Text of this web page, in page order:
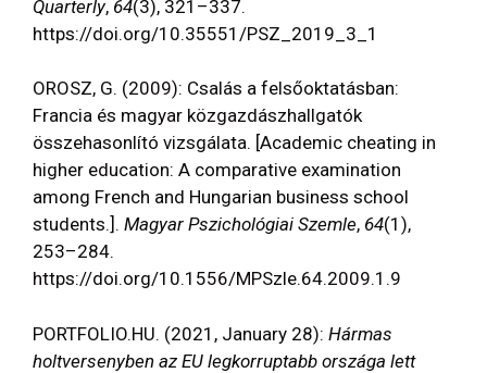
Quarterly, 64(3), 321–337.
https://doi.org/10.35551/PSZ_2019_3_1
OROSZ, G. (2009): Csalás a felsőoktatásban:
Francia és magyar közgazdászhallgatók
összehasonlító vizsgálata. [Academic cheating in
higher education: A comparative examination
among French and Hungarian business school
students.]. Magyar Pszichológiai Szemle, 64(1),
253–284.
https://doi.org/10.1556/MPSzle.64.2009.1.9
PORTFOLIO.HU. (2021, January 28): Hármas
holtversenyben az EU legkorruptabb országa lett